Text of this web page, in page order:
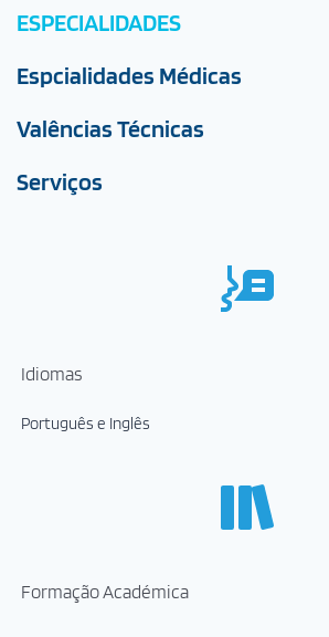
ESPECIALIDADES
Espcialidades Médicas
Valências Técnicas
Serviços
Idiomas
Português e Inglês
Formação Académica